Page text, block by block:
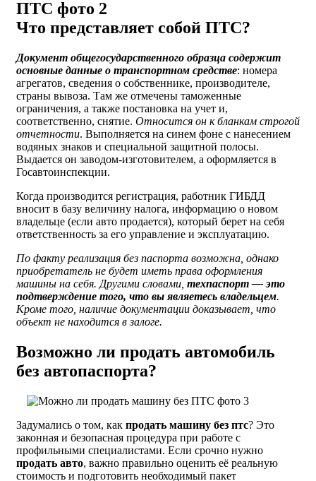
Что представляет собой ПТС?
Документ общегосударственного образца содержит
основные данные о транспортном средстве: номера
агрегатов, сведения о собственнике, производителе,
страны вывоза. Там же отмечены таможенные
ограничения, а также постановка на учет и,
соответственно, снятие. Относится он к бланкам строгой
отчетности. Выполняется на синем фоне с нанесением
водяных знаков и специальной защитной полосы.
Выдается он заводом-изготовителем, а оформляется в
Госавтоинспекции.
Когда производится регистрация, работник ГИБДД
вносит в базу величину налога, информацию о новом
владельце (если авто продается), который берет на себя
ответственность за его управление и эксплуатацию.
По факту реализация без паспорта возможна, однако
приобретатель не будет иметь права оформления
машины на себя. Другими словами, техпаспорт — это
подтверждение того, что вы являетесь владельцем.
Кроме того, наличие документации доказывает, что
объект не находится в залоге.
Возможно ли продать автомобиль
без автопаспорта?
Задумались о том, как продать машину без птс? Это
законная и безопасная процедура при работе с
профильными специалистами. Если срочно нужно
продать авто, важно правильно оценить её реальную
стоимость и подготовить необходимый пакет